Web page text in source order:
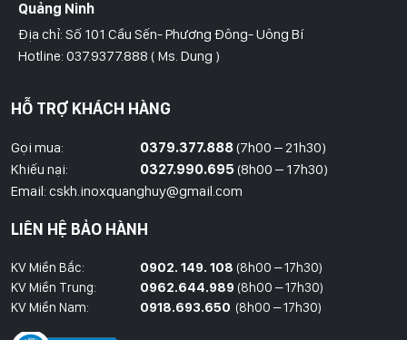
Quảng Ninh
Địa chỉ: Số 101 Cầu Sến- Phương Đông- Uông Bí
Hotline: 037.9377.888 ( Ms. Dung )
Hồ Chí Minh
Hotline: 09786.01.388 ( Mr. Huy )
Thái Bình
Đối diện ủy ban nhân dân xã Vũ Hoà - Kiến Xương - Thái Bình
Hotline: 037.9377.888 ( Ms. Dung )
Đồng Nai
Địa Chỉ : 1066- QL 51 Tổ 3- Ấp Đồng- Phước Tân- Biên Hòa
Hotline: 037.9377.888 ( Ms. Dung )
HỖ TRỢ KHÁCH HÀNG
Gọi mua: 0379.377.888(7h00 – 21h30)
Khiếu nại:
0327.990.695(8h00 – 17h30)
Email: cskh.inoxquanghuy@gmail.com
LIÊN HỆ BẢO HÀNH
KV Miền Bắc: 0902. 149. 108 (8h00 – 17h30)
KV Miền Trung:
0962.644.989 (8h00 – 17h30)
KV Miền Nam:
0918.693.650 (8h00 – 17h30)